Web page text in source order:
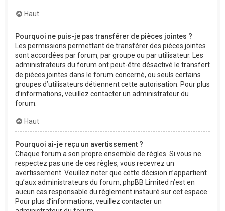
Haut
Pourquoi ne puis-je pas transférer de pièces jointes ?
Les permissions permettant de transférer des pièces jointes
sont accordées par forum, par groupe ou par utilisateur. Les
administrateurs du forum ont peut-être désactivé le transfert
de pièces jointes dans le forum concerné, ou seuls certains
groupes d’utilisateurs détiennent cette autorisation. Pour plus
d’informations, veuillez contacter un administrateur du
forum.
Haut
Pourquoi ai-je reçu un avertissement ?
Chaque forum a son propre ensemble de règles. Si vous ne
respectez pas une de ces règles, vous recevrez un
avertissement. Veuillez noter que cette décision n’appartient
qu’aux administrateurs du forum, phpBB Limited n’est en
aucun cas responsable du règlement instauré sur cet espace.
Pour plus d’informations, veuillez contacter un